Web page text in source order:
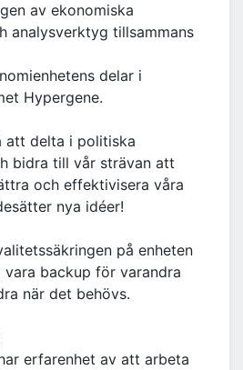
av ekonomiska
analysverktyg tillsammans
delar i
Hypergene.
att delta i politiska
bidra till vår strävan att
och effektivisera våra
nya idéer!
på enheten
backup för varandra
när det behövs.
erfarenhet av att arbeta